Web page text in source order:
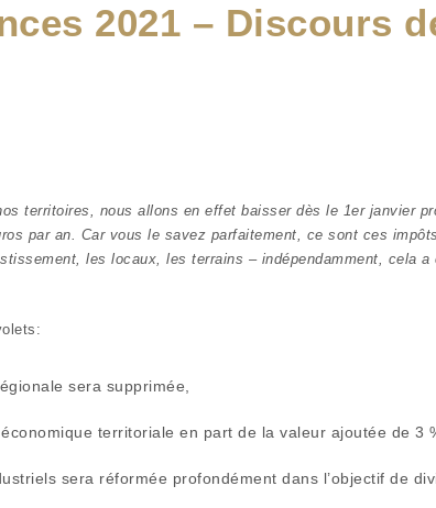
2021 – Discours
territoires, nous allons en effet baisser dès le 1er janvier
par an. Car vous le savez parfaitement, ce sont ces
les locaux, les terrains – indépendamment, cela a
sera supprimée,
territoriale en part de la valeur ajoutée de 3
sera réformée profondément dans l’objectif de